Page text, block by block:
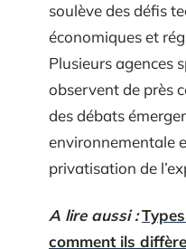
soulève des défis
économiques et
Plusieurs agences
observent de près
des débats
environnementale
privatisation de
A lire aussi :
comment ils